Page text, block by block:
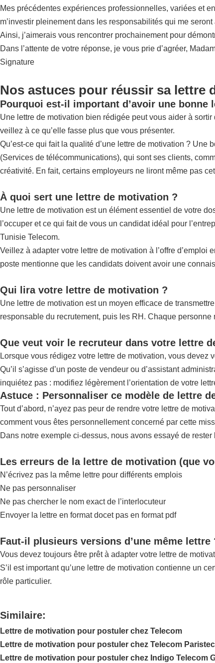
Mes précédentes expériences professionnelles, variées et
m’investir pleinement dans les responsabilités qui me seront
Ainsi, j’aimerais vous rencontrer prochainement pour
Dans l’attente de votre réponse, je vous prie d’agréer,
Signature
Nos astuces pour réussir sa lettre
Pourquoi est-il important d’avoir une bonne
Une lettre de motivation bien rédigée peut vous aider à
veillez à ce qu’elle fasse plus que vous présenter.
Qu’est-ce qui fait la qualité d’une lettre de motivation ?
(Services de télécommunications), qui sont ses clients,
créativité. En fait, certains employeurs ne liront même pas
À quoi sert une lettre de motivation ?
Une lettre de motivation est un élément essentiel de votre
l’occuper et ce qui fait de vous un candidat idéal pour
Tunisie Telecom.
Veillez à adapter votre lettre de motivation à l’offre
poste mentionne que les candidats doivent avoir une
Qui lira votre lettre de motivation ?
Une lettre de motivation est un moyen efficace de
responsable du recrutement, puis les RH. Chaque
Que veut voir le recruteur dans votre lettre
Lorsque vous rédigez votre lettre de motivation, vous
Qu’il s’agisse d’un poste de vendeur ou d’assistant
inquiétez pas : modifiez légèrement l’orientation de votre
Astuce : Personnaliser ce modèle de lettre
Tout d’abord, n’ayez pas peur de rendre votre lettre de
comment vous êtes personnellement concerné par cette
Dans notre exemple ci-dessus, nous avons essayé de
Les erreurs de la lettre de motivation (que
N’écrivez pas la même lettre pour différents emplois
Ne pas personnaliser
Ne pas chercher le nom exact de l’interlocuteur
Envoyer la lettre en format docet pas en format pdf
Faut-il plusieurs versions d’une même lettre
Vous devez toujours être prêt à adapter votre lettre de
S’il est important qu’une lettre de motivation contienne un
rôle particulier.
Similaire:
Lettre de motivation pour postuler chez Telecom
Lettre de motivation pour postuler chez Telecom
Lettre de motivation pour postuler chez Indigo Telecom